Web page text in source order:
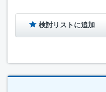
検討リストに追加